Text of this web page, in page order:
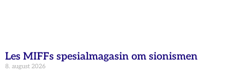
Les MIFFs spesialmagasin om sionismen
8. august 2026